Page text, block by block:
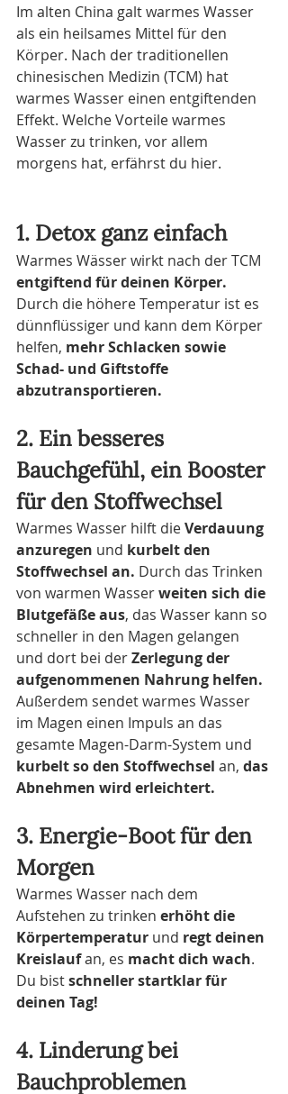
Im alten China galt warmes Wasser
als ein heilsames Mittel für den
Körper. Nach der traditionellen
chinesischen Medizin (TCM) hat
warmes Wasser einen entgiftenden
Effekt. Welche Vorteile warmes
Wasser zu trinken, vor allem
morgens hat, erfährst du hier.
1. Detox ganz einfach
Warmes Wässer wirkt nach der TCM
entgiftend für deinen Körper.
Durch die höhere Temperatur ist es
dünnflüssiger und kann dem Körper
helfen, mehr Schlacken sowie
Schad- und Giftstoffe
abzutransportieren.
2. Ein besseres
Bauchgefühl, ein Booster
für den Stoffwechsel
Warmes Wasser hilft die Verdauung
anzuregen und kurbelt den
Stoffwechsel an. Durch das Trinken
von warmen Wasser weiten sich die
Blutgefäße aus, das Wasser kann so
schneller in den Magen gelangen
und dort bei der Zerlegung der
aufgenommenen Nahrung helfen.
Außerdem sendet warmes Wasser
im Magen einen Impuls an das
gesamte Magen-Darm-System und
kurbelt so den Stoffwechsel an, das
Abnehmen wird erleichtert.
3. Energie-Boot für den
Morgen
Warmes Wasser nach dem
Aufstehen zu trinken erhöht die
Körpertemperatur und regt deinen
Kreislauf an, es macht dich wach.
Du bist schneller startklar für
deinen Tag!
4. Linderung bei
Bauchproblemen